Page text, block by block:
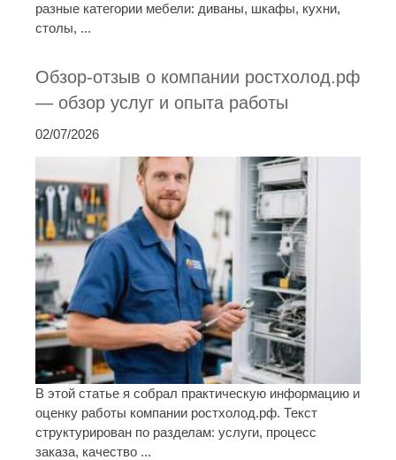
разные категории мебели: диваны, шкафы, кухни,
столы, ...
Обзор-отзыв о компании ростхолод.рф
— обзор услуг и опыта работы
02/07/2026
В этой статье я собрал практическую информацию и
оценку работы компании ростхолод.рф. Текст
структурирован по разделам: услуги, процесс
заказа, качество ...